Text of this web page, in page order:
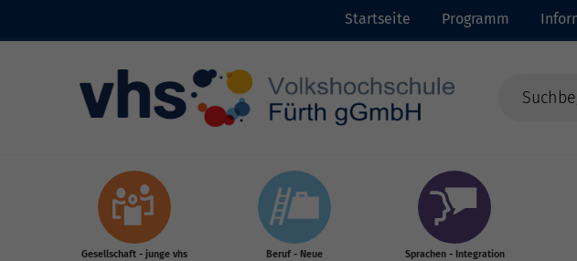
Startseite Programm
Gesellschaft - junge vhs
Beruf - Neue
Sprachen - Integration